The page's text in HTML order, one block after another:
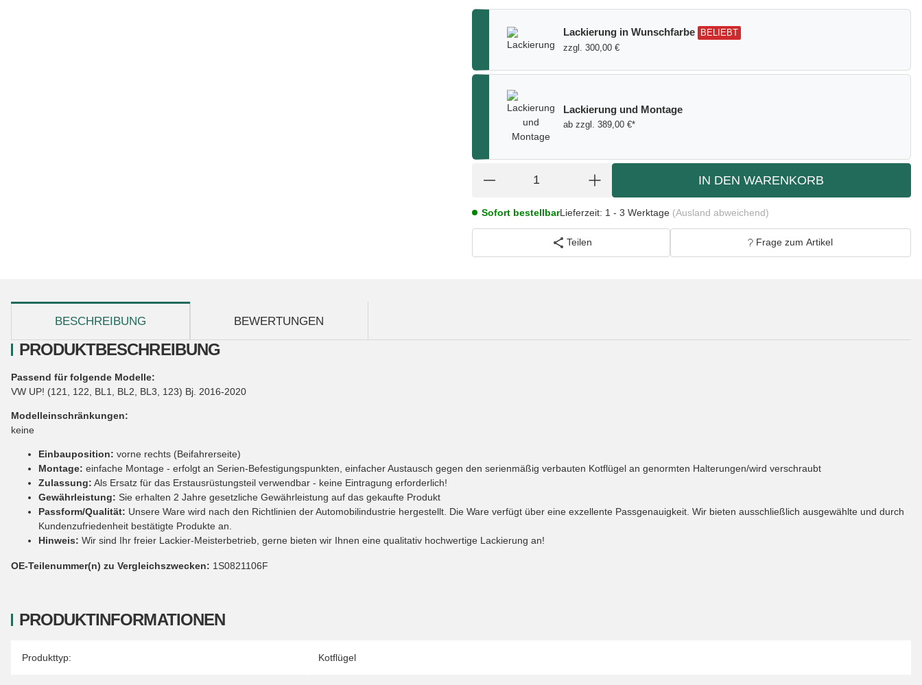
Lackierung in Wunschfarbe
BELIEBT
zzgl. 300,00 €
Lackierung und Montage
ab zzgl. 389,00 €*
IN DEN WARENKORB
Sofort bestellbarLieferzeit: 1 - 3 Werktage (Ausland abweichend)
Teilen Frage zum Artikel
BESCHREIBUNG BEWERTUNGEN
PRODUKTINFORMATIONEN
Produkteigenschaft
Wert
Produkttyp: Kotflügel
PRODUKTBESCHREIBUNG
Passend für folgende Modelle:
VW UP! (121, 122, BL1, BL2, BL3, 123) Bj. 2016-2020
Modelleinschränkungen:
keine
Einbauposition: vorne rechts (Beifahrerseite)
Montage: einfache Montage - erfolgt an Serien-Befestigungspunkten, einfacher Austausch gegen den serienmäßig verbauten Kotflügel an genormten Halterungen/wird verschraubt
Zulassung: Als Ersatz für das Erstausrüstungsteil verwendbar - keine Eintragung erforderlich!
Gewährleistung: Sie erhalten 2 Jahre gesetzliche Gewährleistung auf das gekaufte Produkt
Passform/Qualität: Unsere Ware wird nach den Richtlinien der Automobilindustrie hergestellt. Die Ware verfügt über eine exzellente Passgenauigkeit. Wir bieten ausschließlich ausgewählte und durch
Kundenzufriedenheit bestätigte Produkte an.
Hinweis: Wir sind Ihr freier Lackier-Meisterbetrieb, gerne bieten wir Ihnen eine qualitativ hochwertige Lackierung an!
OE-Teilenummer(n) zu Vergleichszwecken: 1S0821106F